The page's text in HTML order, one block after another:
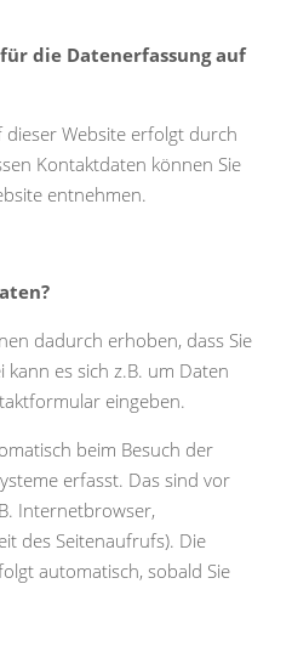
die Datenerfassung auf
Website erfolgt durch
Kontaktdaten können Sie
entnehmen.
dadurch erhoben, dass Sie
es sich z.B. um Daten
eingeben.
beim Besuch der
erfasst. Das sind vor
Internetbrowser,
des Seitenaufrufs). Die
automatisch, sobald Sie